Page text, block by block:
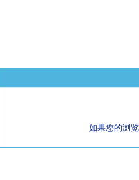
如果您的浏